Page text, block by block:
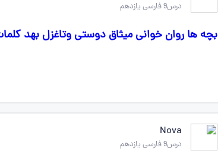
درس9 فارسی یازدهم
بچه ها روان خوانی میثاق دوستی وتاغزل بهد
Nova
درس9 فارسی یازدهم